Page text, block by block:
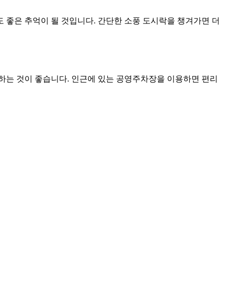
은 추억이 될 것입니다. 간단한 소풍 도시락을 챙겨가면 더
것이 좋습니다. 인근에 있는 공영주차장을 이용하면 편리